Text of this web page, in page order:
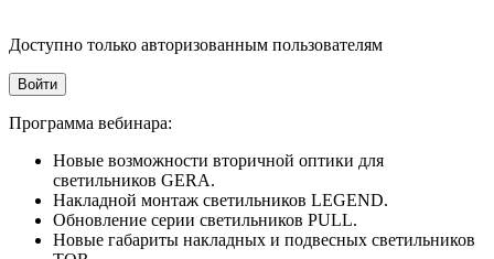
Доступно только авторизованным пользователям
Войти
Программа вебинара:
Новые возможности вторичной оптики для
светильников GERA.
Накладной монтаж светильников LEGEND.
Обновление серии светильников PULL.
Новые габариты накладных и подвесных светильников